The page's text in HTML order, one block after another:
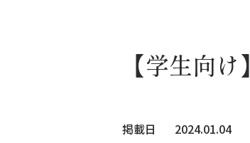
【学生向
掲載日 2024.01.04